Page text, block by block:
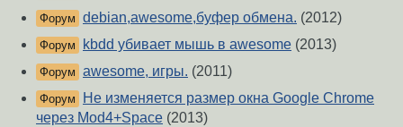
Форум debian,awesome,буфер обмена. (2012)
Форум kbdd убивает мышь в awesome (2013)
Форум awesome, игры. (2011)
Форум
Не изменяется размер окна Google Chrome
через Mod4+Space (2013)